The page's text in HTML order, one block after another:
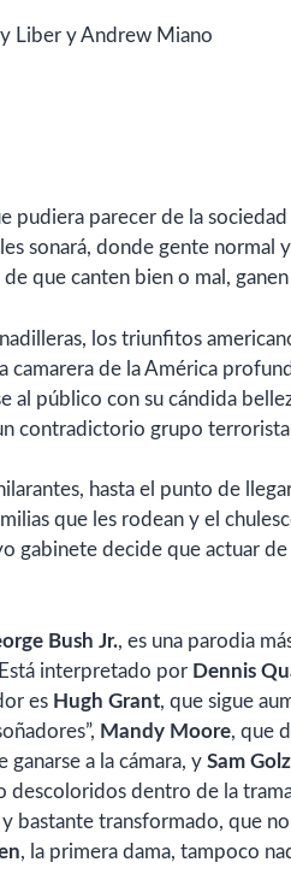
Liber y Andrew Miano
pudiera parecer de la
sonará, donde gente normal
que canten bien o mal,
los triunfitos
camarera de la América
al público con su cándida
contradictorio grupo
hasta el punto de
que les rodean y el
gabinete decide que actuar
Bush Jr., es una parodia
interpretado por Dennis
es Hugh Grant, que sigue
Mandy Moore, que
a la cámara, y Sam
descoloridos dentro de la
bastante transformado, que
, la primera dama, tampoco